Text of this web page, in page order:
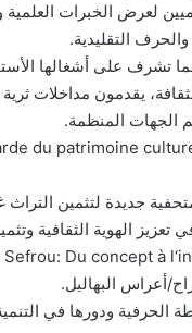
لعرض الخبرات العلمية
التقليدية.
تشرف على أشغالها
يقدمون مداخلات
الجهات المنظمة.
جديدة لتثمين التراث
الهوية الثقافية
أعراس البهاليل.
الحرفية ودورها في